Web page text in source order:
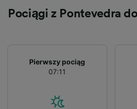
Pociągi z Pontevedra
Pierwszy pociąg
07:11
advertising and content
audience research and